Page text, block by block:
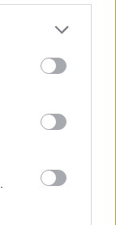
more Google
may click to
party tags to
below Google
σκέφτεσαι
κάποιο
του ΟΦΗ
κίνητρο